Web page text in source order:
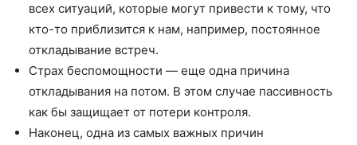
всех ситуаций, которые могут привести к тому, что
кто-то приблизится к нам, например, постоянное
откладывание встреч.
Страх беспомощности — еще одна причина
откладывания на потом. В этом случае пассивность
как бы защищает от потери контроля.
Наконец, одна из самых важных причин